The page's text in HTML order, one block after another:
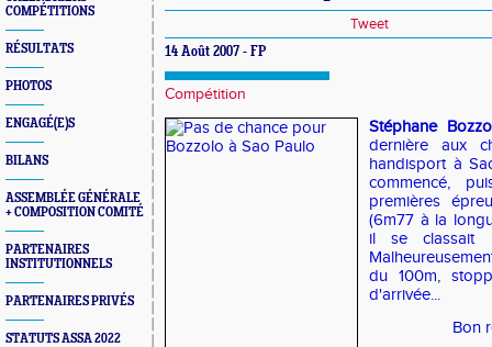
COMPÉTITIONS
RÉSULTATS
PHOTOS
ENGAGÉ(E)S
BILANS
ASSEMBLÉE GÉNÉRALE
+ COMPOSITION COMITÉ
PARTENAIRES
INSTITUTIONNELS
PARTENAIRES PRIVÉS
STATUTS ASSA 2022
Tweet
14 Août 2007 - FP
Compétition
Stéphane
dernière aux
handisport à
commencé,
premières
(6m77 à la
il se classait
du 100m,
d'arrivée...
Bon